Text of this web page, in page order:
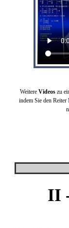
Weitere Videos zu
indem Sie den Reiter
II